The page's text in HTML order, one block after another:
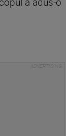
a adus-o